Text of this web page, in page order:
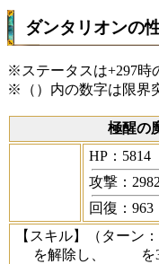
ダンタリオンの
※ステータスは+297時
※（）内の数字は限界
極醒の
HP：5814
攻撃：
回復：963
【スキル】
（ターン
を解除し、
を